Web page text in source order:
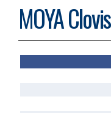
MOYA Clovis